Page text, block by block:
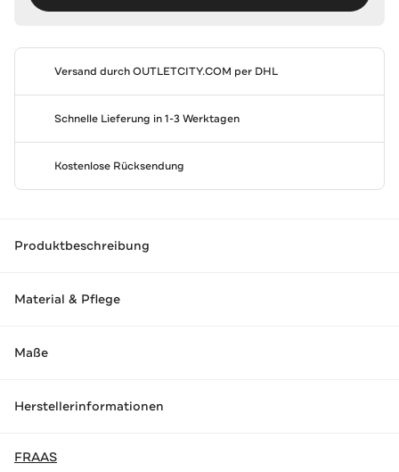
Versand durchOUTLETCITY.COM per DHL
Schnelle Lieferung in 1-3 Werktagen
Kostenlose Rücksendung
Produktbeschreibung
Material & Pflege
Maße
Herstellerinformationen
FRAAS